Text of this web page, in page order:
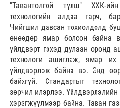
"Тавантолгой түлш" ХХК-
технологийн алдаа гарч,
Чийгшил давсан тохиолдолд
өнөөдөр ямар болсон байна
үйлдвэрт гэхэд дулаан оронд
технологи ашиглаж, ямар их
үйлдвэрлэж байна вэ. Энд
байхгүй. Стандартыг
зөрчил илэрлээ.
хэрэгжүүлмээр байна. Таван